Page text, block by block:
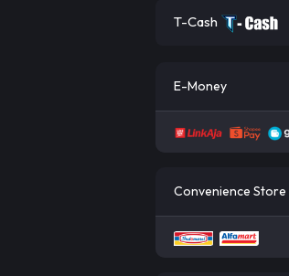
T-Cash
E-Money
Convenience Store